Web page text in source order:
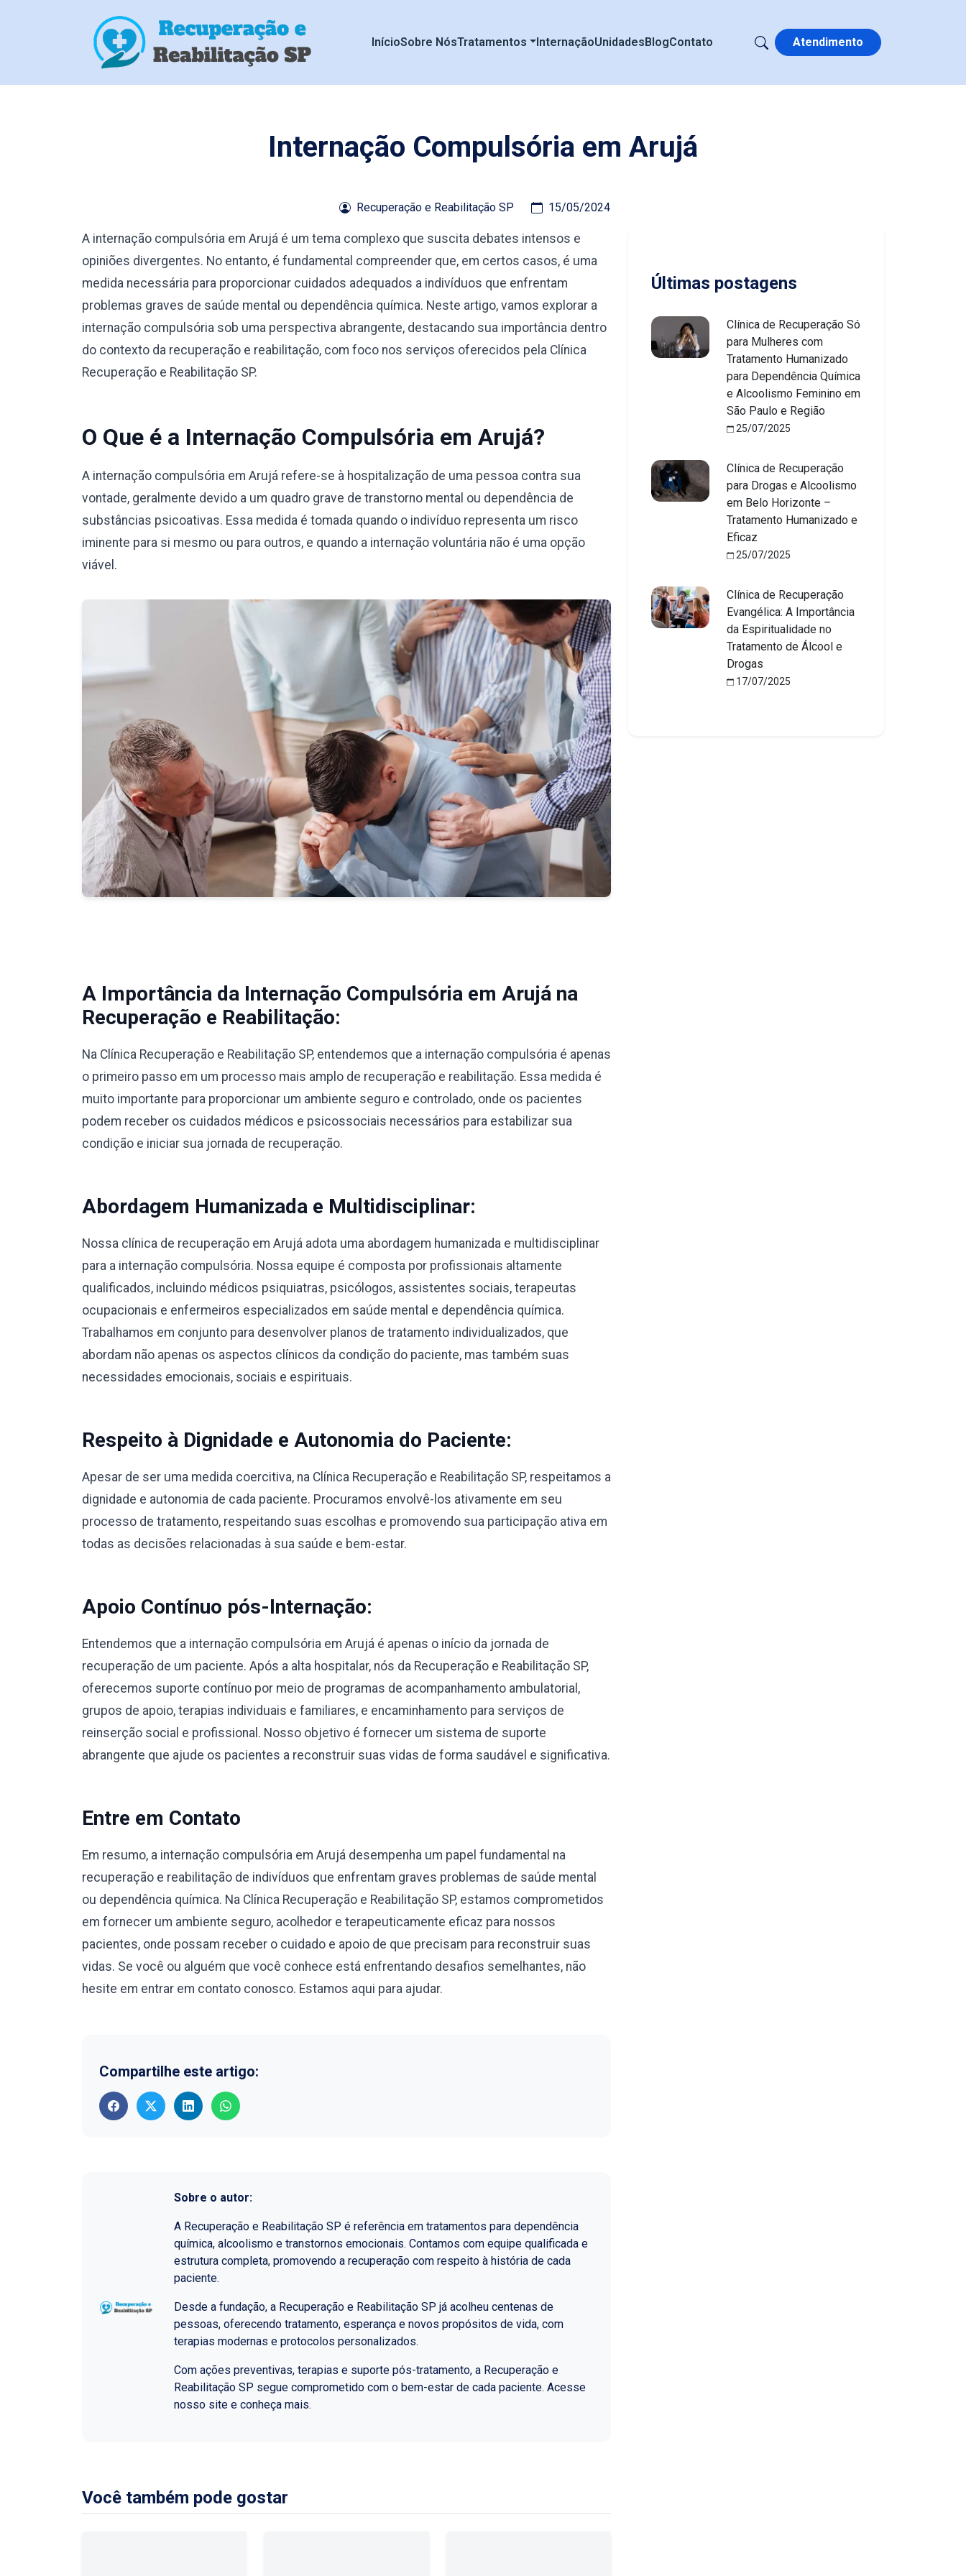
InícioSobre NósTratamentos InternaçãoUnidadesBlogContato Atendimento
Internação Compulsória em Arujá
Recuperação e Reabilitação SP 15/05/2024
A internação compulsória em Arujá é um tema complexo que suscita debates intensos e
opiniões divergentes. No entanto, é fundamental compreender que, em certos casos, é uma
medida necessária para proporcionar cuidados adequados a indivíduos que enfrentam
problemas graves de saúde mental ou dependência química. Neste artigo, vamos explorar a
internação compulsória sob uma perspectiva abrangente, destacando sua importância dentro
do contexto da recuperação e reabilitação, com foco nos serviços oferecidos pela Clínica
Recuperação e Reabilitação SP.
O Que é a Internação Compulsória em Arujá?
A internação compulsória em Arujá refere-se à hospitalização de uma pessoa contra sua
vontade, geralmente devido a um quadro grave de transtorno mental ou dependência de
substâncias psicoativas. Essa medida é tomada quando o indivíduo representa um risco
iminente para si mesmo ou para outros, e quando a internação voluntária não é uma opção
viável.
A Importância da Internação Compulsória em Arujá na
Recuperação e Reabilitação:
Na Clínica Recuperação e Reabilitação SP, entendemos que a internação compulsória é apenas
o primeiro passo em um processo mais amplo de recuperação e reabilitação. Essa medida é
muito importante para proporcionar um ambiente seguro e controlado, onde os pacientes
podem receber os cuidados médicos e psicossociais necessários para estabilizar sua
condição e iniciar sua jornada de recuperação.
Abordagem Humanizada e Multidisciplinar:
Nossa clínica de recuperação em Arujá adota uma abordagem humanizada e multidisciplinar
para a internação compulsória. Nossa equipe é composta por profissionais altamente
qualificados, incluindo médicos psiquiatras, psicólogos, assistentes sociais, terapeutas
ocupacionais e enfermeiros especializados em saúde mental e dependência química.
Trabalhamos em conjunto para desenvolver planos de tratamento individualizados, que
abordam não apenas os aspectos clínicos da condição do paciente, mas também suas
necessidades emocionais, sociais e espirituais.
Respeito à Dignidade e Autonomia do Paciente:
Apesar de ser uma medida coercitiva, na Clínica Recuperação e Reabilitação SP, respeitamos a
dignidade e autonomia de cada paciente. Procuramos envolvê-los ativamente em seu
processo de tratamento, respeitando suas escolhas e promovendo sua participação ativa em
todas as decisões relacionadas à sua saúde e bem-estar.
Apoio Contínuo pós-Internação:
Entendemos que a internação compulsória em Arujá é apenas o início da jornada de
recuperação de um paciente. Após a alta hospitalar, nós da Recuperação e Reabilitação SP,
oferecemos suporte contínuo por meio de programas de acompanhamento ambulatorial,
grupos de apoio, terapias individuais e familiares, e encaminhamento para serviços de
reinserção social e profissional. Nosso objetivo é fornecer um sistema de suporte
abrangente que ajude os pacientes a reconstruir suas vidas de forma saudável e significativa.
Entre em Contato
Em resumo, a internação compulsória em Arujá desempenha um papel fundamental na
recuperação e reabilitação de indivíduos que enfrentam graves problemas de saúde mental
ou dependência química. Na Clínica Recuperação e Reabilitação SP, estamos comprometidos
em fornecer um ambiente seguro, acolhedor e terapeuticamente eficaz para nossos
pacientes, onde possam receber o cuidado e apoio de que precisam para reconstruir suas
vidas. Se você ou alguém que você conhece está enfrentando desafios semelhantes, não
hesite em entrar em contato conosco. Estamos aqui para ajudar.
Compartilhe este artigo:
Sobre o autor:
A Recuperação e Reabilitação SP é referência em tratamentos para dependência
química, alcoolismo e transtornos emocionais. Contamos com equipe qualificada e
estrutura completa, promovendo a recuperação com respeito à história de cada
paciente.
Desde a fundação, a Recuperação e Reabilitação SP já acolheu centenas de
pessoas, oferecendo tratamento, esperança e novos propósitos de vida, com
terapias modernas e protocolos personalizados.
Com ações preventivas, terapias e suporte pós-tratamento, a Recuperação e
Reabilitação SP segue comprometido com o bem-estar de cada paciente. Acesse
nosso site e conheça mais.
Você também pode gostar
Últimas postagens
Clínica de Recuperação Só
para Mulheres com
Tratamento Humanizado
para Dependência Química
e Alcoolismo Feminino em
São Paulo e Região
25/07/2025
Clínica de Recuperação
para Drogas e Alcoolismo
em Belo Horizonte –
Tratamento Humanizado e
Eficaz
25/07/2025
Clínica de Recuperação
Evangélica: A Importância
da Espiritualidade no
Tratamento de Álcool e
Drogas
17/07/2025